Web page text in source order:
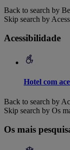
Back to search by
Skip search by
Acessibilidade
Hotel com
Back to search by
Skip search by Os
Os mais